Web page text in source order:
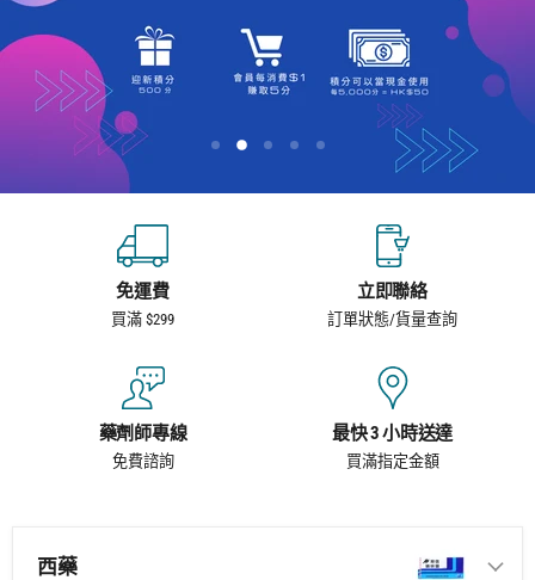
免運費
買滿 $299
立即聯絡
訂單狀態/貨量查詢
藥劑師專線
免費諮詢
最快 3 小時送達
買滿指定金額
西藥